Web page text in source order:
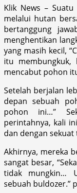
Klik News –
melalui hutan
bertanggung
menghentikan
yang masih kecil,
itu
mencabut pohon
Setelah berjalan
depan sebuah
pohon ini…”
perintahnya, kali
dan dengan
Akhirnya, mereka
sangat besar,
tidak mungkin…‎
sebuah buldozer.”